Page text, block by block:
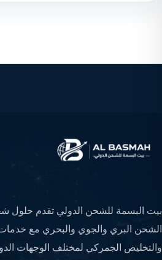
بيت البسمة للشحن الدولي تقدم حلول
الشحن البري والجوي والبحري مع خدمات
والتخليص الجمركي لمختلف الوجهات